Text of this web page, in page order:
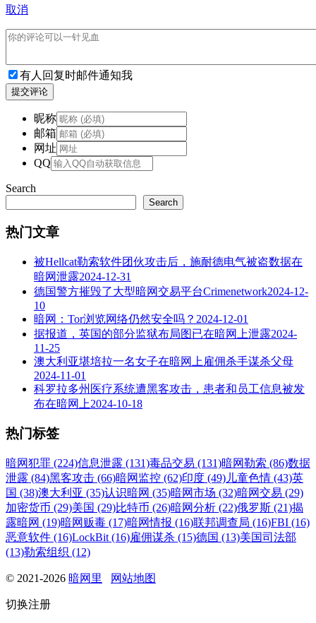
取消
有人回复时邮件通知我
提交评论
昵称
邮箱
网址
QQ
Search
Search
热门文章
被Hellcat勒索软件团伙攻击后，施耐德电气被盗数据在
暗网泄露2024-12-31
德国警方摧毁了大型暗网交易平台Crimenetwork2024-12-
10
暗网：Tor浏览网络仍然安全吗？ 2024-12-01
据报道，英国的部分监狱布局图已在暗网上泄露2024-
11-25
澳大利亚堪培拉一名女子在暗网上雇佣杀手谋杀父母
2024-11-01
科罗拉多州医疗系统遭黑客攻击，患者和员工信息被发
布在暗网上2024-10-18
热门标签
暗网犯罪 (224)信息泄露 (131)毒品交易 (131)暗网勒索 (86)数据
泄露 (84)黑客攻击 (66)暗网监控 (62)印度 (49) 儿童色情 (43)英
国 (38)澳大利亚 (35)认识暗网 (35)暗网市场 (32)暗网交易 (29)
加密货币 (29)美国 (29)比特币 (26)暗网分析 (22)俄罗斯 (21)揭
露暗网 (19)暗网贩毒 (17)暗网情报 (16)联邦调查局 (16)FBI (16)
恶意软件 (16)LockBit (16)雇佣谋杀 (15)德国 (13)美国司法部
(13)勒索组织 (12)
© 2021-2026 暗网里 网站地图
切换注册